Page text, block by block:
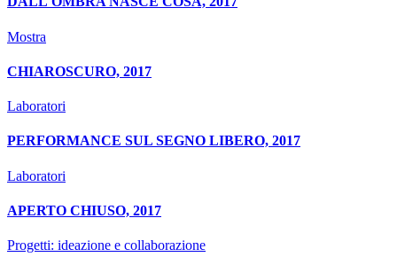
Mostra
CHIAROSCURO, 2017
Laboratori
PERFORMANCE SUL SEGNO LIBERO, 2017
Laboratori
APERTO CHIUSO, 2017
Progetti: ideazione e collaborazione